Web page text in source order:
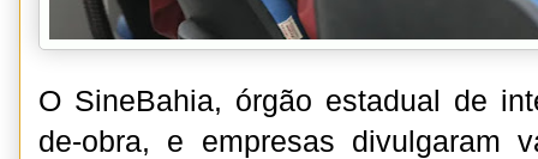
O SineBahia, órgão estadual de
de-obra, e empresas divulgaram